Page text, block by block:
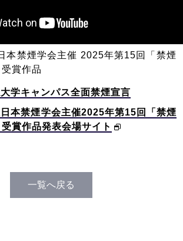
本禁煙学会主催 2025年第15回「禁煙
賞作品
学キャンパス全面禁煙宣言
本禁煙学会主催2025年第15回「禁煙
賞作品発表会場サイト
一覧へ戻る